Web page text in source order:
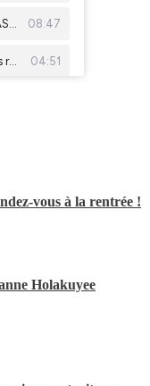
vous à la rentrée !
Holakuyee